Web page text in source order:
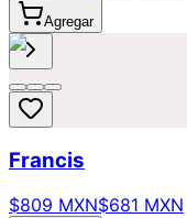
Agregar
Francis
$809 MXN$681 MXN